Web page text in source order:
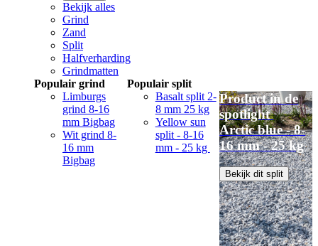
Bekijk alles
Grind
Zand
Split
Halfverharding
Grindmatten
Populair grind
Limburgs
grind 8-16
mm Bigbag
Wit grind 8-
16 mm
Bigbag
Populair split
Basalt split 2-
8 mm 25 kg
Yellow sun
split - 8-16
mm - 25 kg
Product in de
spotlight
Arctic blue - 8-
16 mm - 25 kg
Bekijk dit split